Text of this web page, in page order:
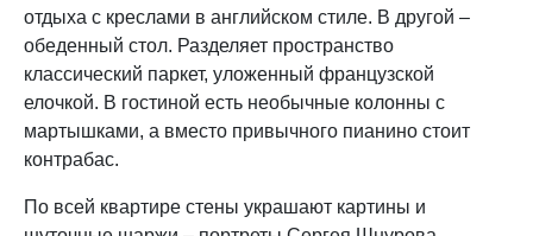
отдыха с креслами в английском стиле. В другой –
обеденный стол. Разделяет пространство
классический паркет, уложенный французской
елочкой. В гостиной есть необычные колонны с
мартышками, а вместо привычного пианино стоит
контрабас.
По всей квартире стены украшают картины и